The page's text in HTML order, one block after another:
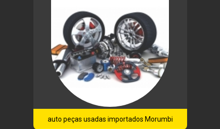
auto peças usadas importados Morumbi